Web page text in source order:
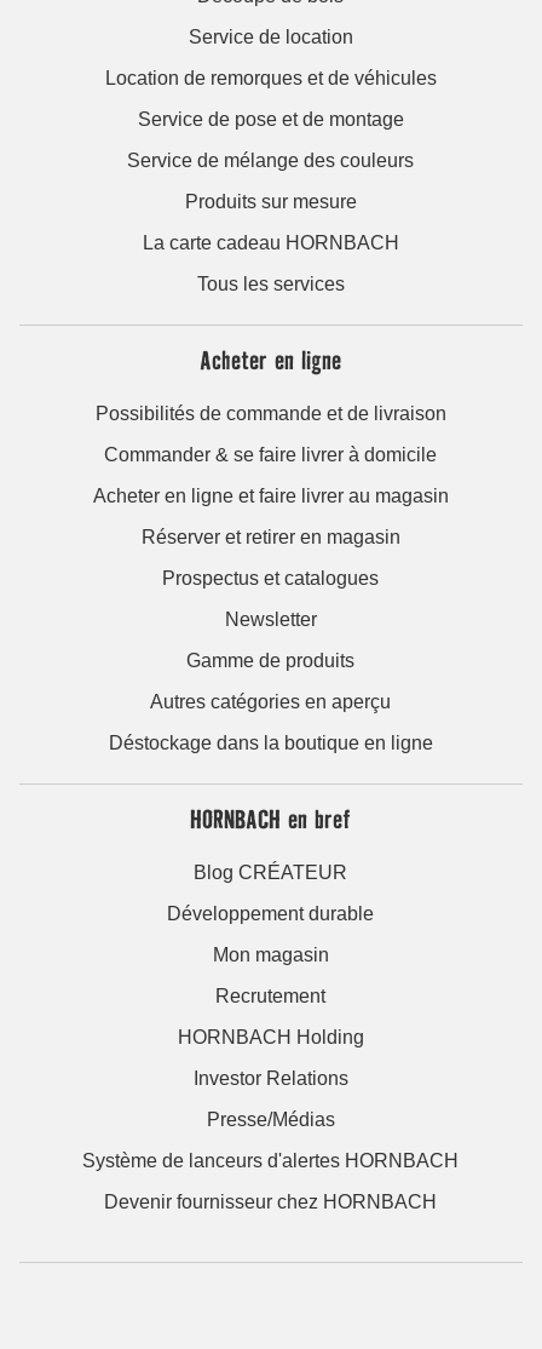
Service de location
Location de remorques et de véhicules
Service de pose et de montage
Service de mélange des couleurs
Produits sur mesure
La carte cadeau HORNBACH
Tous les services
Acheter en ligne
Possibilités de commande et de livraison
Commander & se faire livrer à domicile
Acheter en ligne et faire livrer au magasin
Réserver et retirer en magasin
Prospectus et catalogues
Newsletter
Gamme de produits
Autres catégories en aperçu
Déstockage dans la boutique en ligne
HORNBACH en bref
Blog CRÉATEUR
Développement durable
Mon magasin
Recrutement
HORNBACH Holding
Investor Relations
Presse/Médias
Système de lanceurs d'alertes HORNBACH
Devenir fournisseur chez HORNBACH